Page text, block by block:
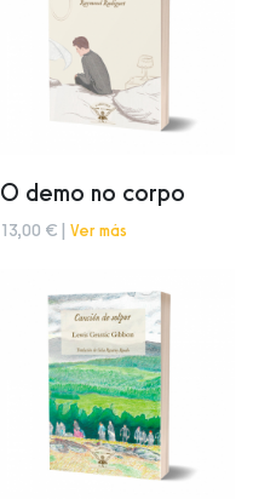
O demo no corpo
13,00 € | Ver más